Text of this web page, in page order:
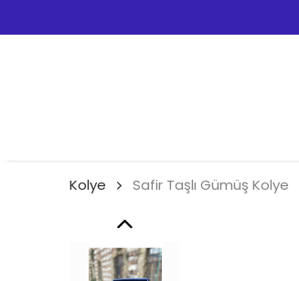
Kolye Safir Taşlı Gümüş Kolye